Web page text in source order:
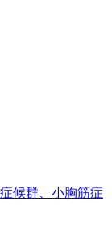
候群、小胸筋症